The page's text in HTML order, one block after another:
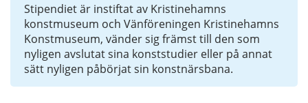
Stipendiet är instiftat av Kristinehamns
konstmuseum och Vänföreningen Kristinehamns
Konstmuseum, vänder sig främst till den som
nyligen avslutat sina konststudier eller på annat
sätt nyligen påbörjat sin konstnärsbana.